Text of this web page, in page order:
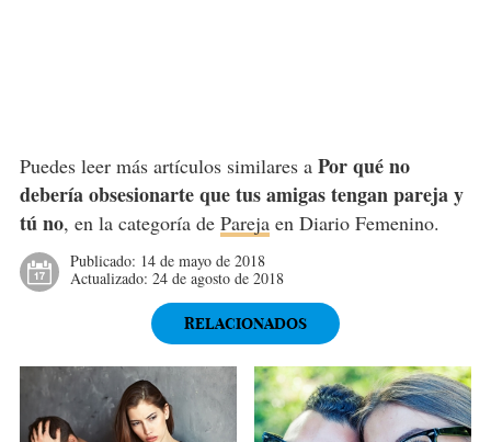
Puedes leer más artículos similares a Por qué no
debería obsesionarte que tus amigas tengan pareja y
tú no, en la categoría de Parejaen Diario Femenino.
Publicado: 14 de mayo de 2018
Actualizado: 24 de agosto de 2018
RELACIONADOS